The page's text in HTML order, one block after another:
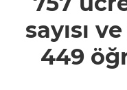
sayısı
449